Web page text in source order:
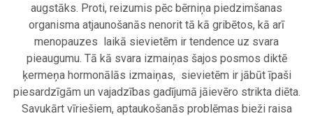
augstāks. Proti, reizumis pēc bērniņa piedzimšanas
organisma atjaunošanās nenorit tā kā gribētos, kā arī
menopauzes laikā sievietēm ir tendence uz svara
pieaugumu. Tā kā svara izmaiņas šajos posmos diktē
ķermeņa hormonālās izmaiņas, sievietēm ir jābūt īpaši
piesardzīgām un vajadzības gadījumā jāievēro strikta diēta.
Savukārt vīriešiem, aptaukošanās problēmas bieži raisa